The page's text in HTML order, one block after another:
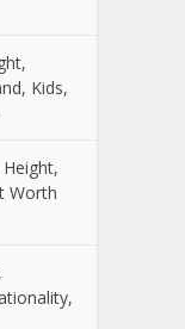
Kids,
Worth